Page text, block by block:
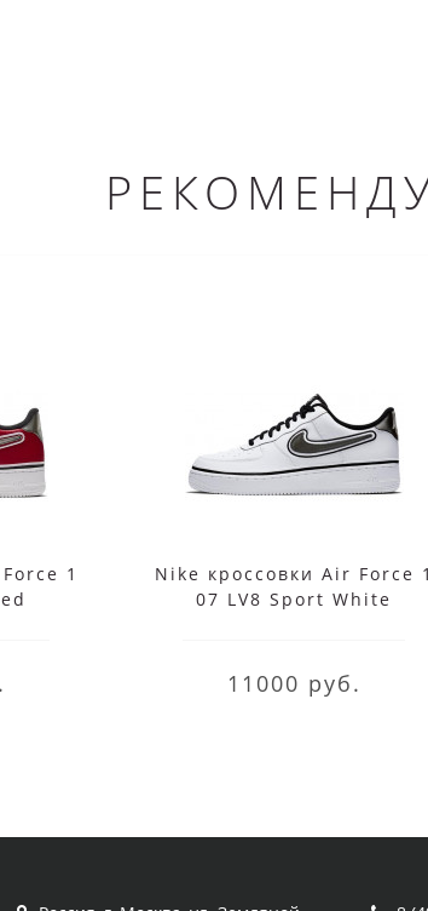
1
Nike кроссовки Air Force 1
07 LV8 Sport White
11000 руб.